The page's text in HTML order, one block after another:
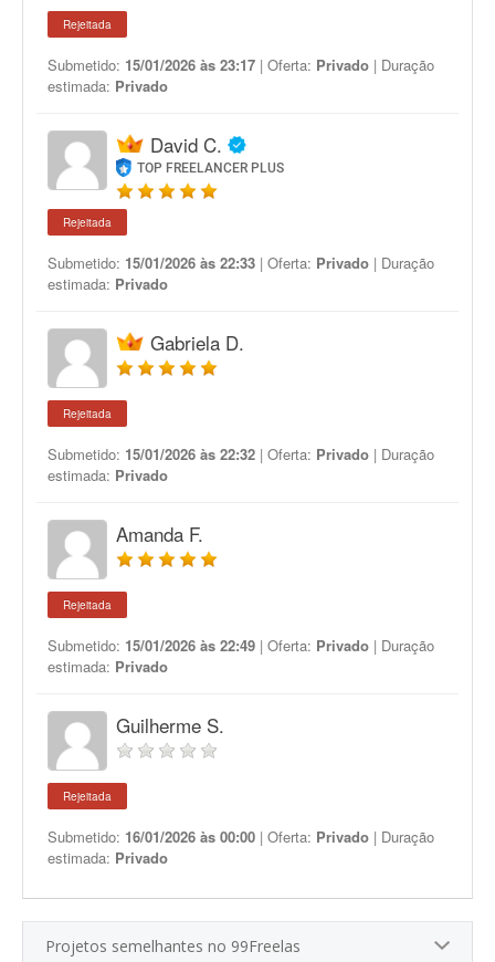
Rejeitada
Submetido: 15/01/2026 às 23:17 | Oferta: Privado | Duração
estimada: Privado
David C.
TOP FREELANCER PLUS
Rejeitada
Submetido: 15/01/2026 às 22:33 | Oferta: Privado | Duração
estimada: Privado
Gabriela D.
Rejeitada
Submetido: 15/01/2026 às 22:32 | Oferta: Privado | Duração
estimada: Privado
Amanda F.
Rejeitada
Submetido: 15/01/2026 às 22:49 | Oferta: Privado | Duração
estimada: Privado
Guilherme S.
Rejeitada
Submetido: 16/01/2026 às 00:00 | Oferta: Privado | Duração
estimada: Privado
Projetos semelhantes no 99Freelas